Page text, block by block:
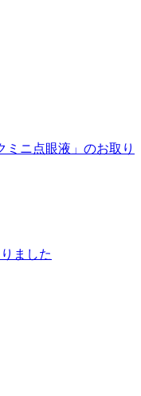
ミニ点眼液」のお取り
ました